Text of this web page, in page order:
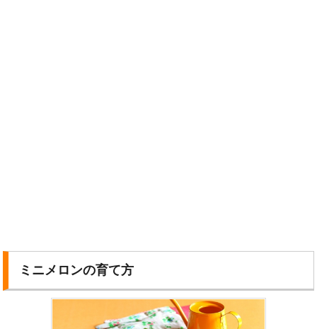
ミニメロンの育て方